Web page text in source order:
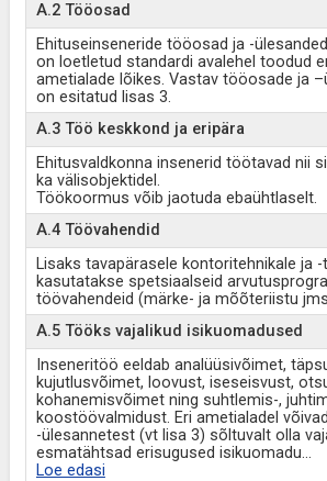
A.2 Tööosad
Ehituseinseneride tööosad ja -
on loetletud standardi avalehel toodud
ametialade lõikes. Vastav tööosade ja
on esitatud lisas 3.
A.3 Töö keskkond ja eripära
Ehitusvaldkonna insenerid töötavad nii
ka välisobjektidel.
Töökoormus võib jaotuda ebaühtlaselt.
A.4 Töövahendid
Lisaks tavapärasele kontoritehnikale ja -
kasutatakse spetsiaalseid
töövahendeid (märke- ja mõõteriistu
A.5 Tööks vajalikud isikuomadused
Inseneritöö eeldab analüüsivõimet,
kujutlusvõimet, loovust, iseseisvust,
kohanemisvõimet ning suhtlemis-,
koostöövalmidust. Eri ametialadel
-ülesannetest (vt lisa 3) sõltuvalt olla
esmatähtsad erisugused isikuomadu...
Loe edasi